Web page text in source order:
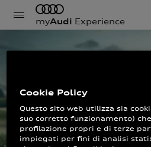
myAudi Experience
Cookie Policy
Questo sito web utilizza sia
suo corretto funzionamento)
profilazione propri e di terze
impiegati per fini di analisi